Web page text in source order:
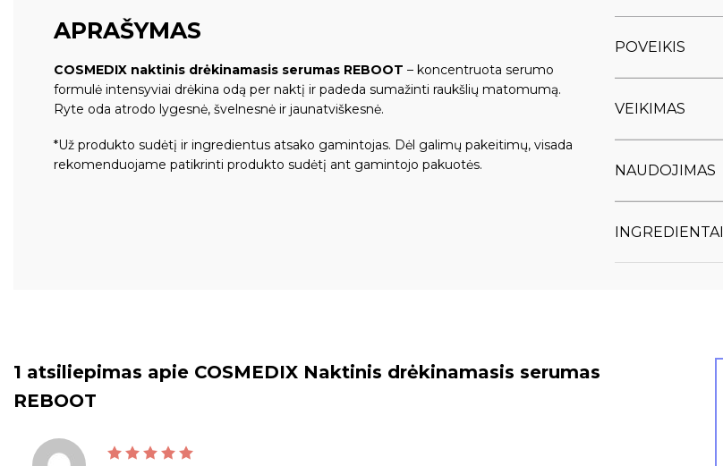
APRAŠYMAS
COSMEDIX naktinis drėkinamasis serumas REBOOT – koncentruota serumo
formulė intensyviai drėkina odą per naktį ir padeda sumažinti raukšlių matomumą.
Ryte oda atrodo lygesnė, švelnesnė ir jaunatviškesnė.
*Už produkto sudėtį ir ingredientus atsako gamintojas. Dėl galimų pakeitimų, visada
rekomenduojame patikrinti produkto sudėtį ant gamintojo pakuotės.
POVEIKIS
VEIKIMAS
NAUDOJIMAS
INGREDIENTAI
1 atsiliepimas apie COSMEDIX Naktinis drėkinamasis serumas
REBOOT